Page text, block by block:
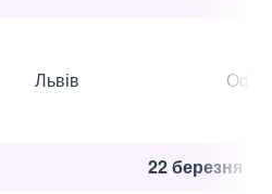
Львів
22 березня